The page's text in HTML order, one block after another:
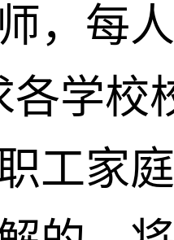
，每
各学校
工家